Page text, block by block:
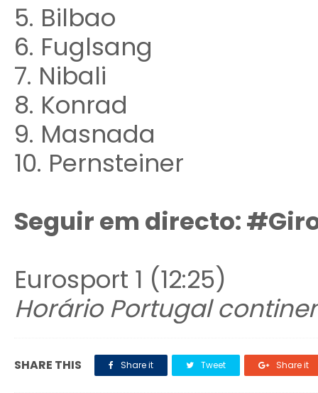
5. Bilbao
6. Fuglsang
7. Nibali
8. Konrad
9. Masnada
10. Pernsteiner
Seguir em directo:
Eurosport 1 (12:25)
Horário Portugal
SHARE THIS Share it Tweet Share it